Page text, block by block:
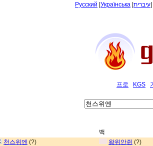
Русский Українська עיברית
프로 KGS
백
천스위엔 (?) 왕위안쥔 (?)